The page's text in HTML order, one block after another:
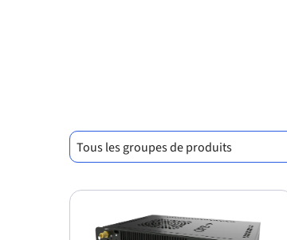
Tous les groupes de produits